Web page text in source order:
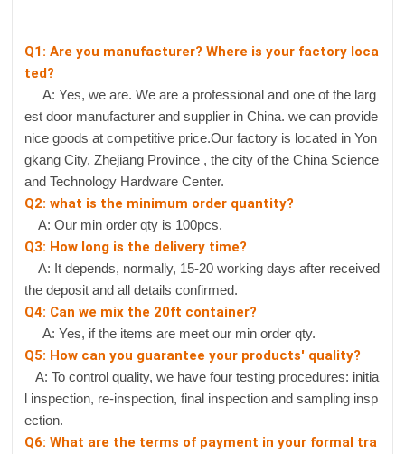
Q1: Are you manufacturer? Where is your factory loca
ted?
A: Yes, we are. We are a professional and one of the larg
est door manufacturer and supplier in China. we can provide
nice goods at competitive price.Our factory is located in Yon
gkang City, Zhejiang Province , the city of the China Science
and Technology Hardware Center.
Q2: what is the minimum order quantity?
A: Our min order qty is 100pcs.
Q3: How long is the delivery time?
A: It depends, normally, 15-20 working days after received
the deposit and all details confirmed.
Q4: Can we mix the 20ft container?
A: Yes, if the items are meet our min order qty.
Q5: How can you guarantee your products' quality?
A: To control quality, we have four testing procedures: initia
l inspection, re-inspection, final inspection and sampling insp
ection.
Q6: What are the terms of payment in your formal tra